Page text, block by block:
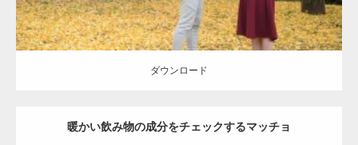
ダウンロード
暖かい飲み物の成分をチェックするマッチョ